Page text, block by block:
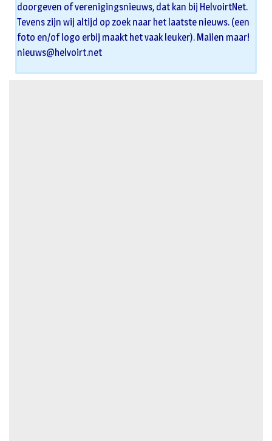
doorgeven of verenigingsnieuws, dat kan bij HelvoirtNet.
Tevens zijn wij altijd op zoek naar het laatste nieuws. (een
foto en/of logo erbij maakt het vaak leuker). Mailen maar!
nieuws@helvoirt.net